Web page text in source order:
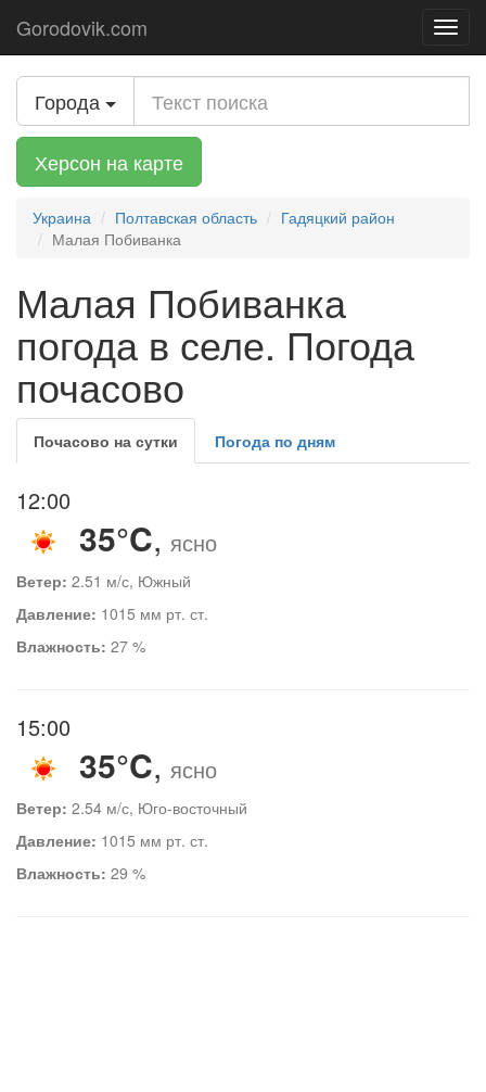
Gorodovik.com
Города
Херсон на карте
Украина Полтавская область
Гадяцкий район
Малая Побиванка
Малая Побиванка
погода в селе. Погода
почасово
Почасово на сутки Погода по дням
12:00
35°C, ясно
Ветер: 2.51 м/с, Южный
Давление: 1015 мм рт. ст.
Влажность: 27 %
15:00
35°C, ясно
Ветер: 2.54 м/с, Юго-восточный
Давление: 1015 мм рт. ст.
Влажность: 29 %